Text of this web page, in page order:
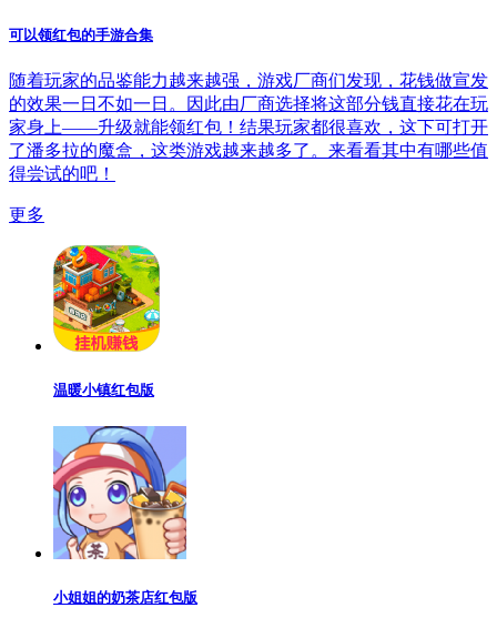
可以领红包的手游合集
随着玩家的品鉴能力越来越强，游戏厂商们发现，花钱做宣发
的效果一日不如一日。因此由厂商选择将这部分钱直接花在玩
家身上——升级就能领红包！结果玩家都很喜欢，这下可打开
了潘多拉的魔盒，这类游戏越来越多了。来看看其中有哪些值
得尝试的吧！
更多
温暖小镇红包版
小姐姐的奶茶店红包版